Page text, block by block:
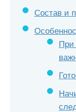
Состав и
При